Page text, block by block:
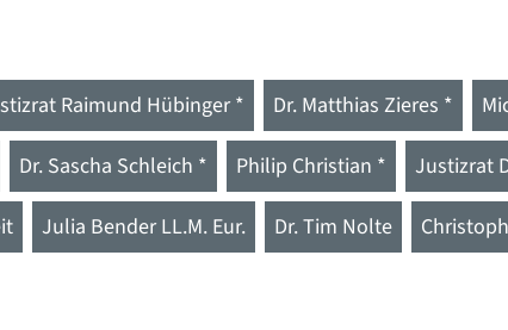
Raimund Hübinger * Dr. Matthias Zieres *
Dr. Sascha Schleich * Philip Christian * Justizrat
Julia Bender LL.M. Eur. Dr. Tim Nolte